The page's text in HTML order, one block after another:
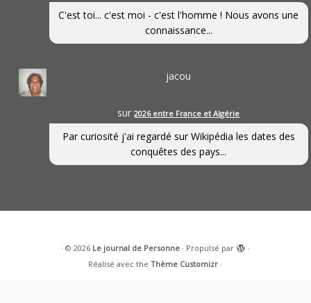
C'est toi... c'est moi - c'est l'homme ! Nous avons une
connaissance...
jacou
sur2026 entre France et Algérie
Par curiosité j'ai regardé sur Wikipédia les dates des
conquêtes des pays...
· © 2026 Le journal de Personne· Propulsé par
·
Réalisé avec theThème Customizr ·